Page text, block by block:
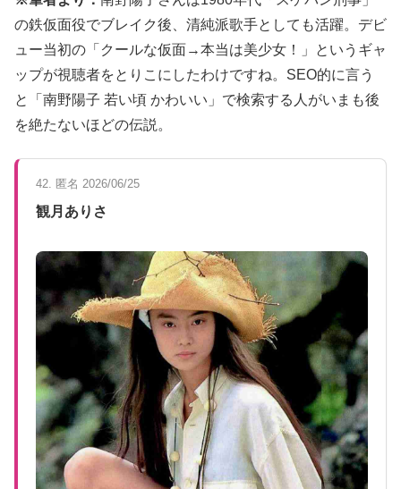
の鉄仮面役でブレイク後、清純派歌手としても活躍。デビ
ュー当初の「クールな仮面→本当は美少女！」というギャ
ップが視聴者をとりこにしたわけですね。SEO的に言う
と「南野陽子 若い頃 かわいい」で検索する人がいまも後
を絶たないほどの伝説。
42. 匿名 2026/06/25
観月ありさ